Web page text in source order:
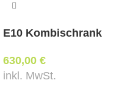
Farbe NZ Natural Hickory
Schubladen: Spanplatte
Oberboden:
Farbe CC Black
Farbversion: Mehrfarben
E10 Kombischrank
630,00 €
inkl. MwSt.